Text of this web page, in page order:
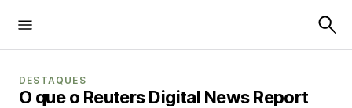
DESTAQUES
O que o Reuters Digital News Report